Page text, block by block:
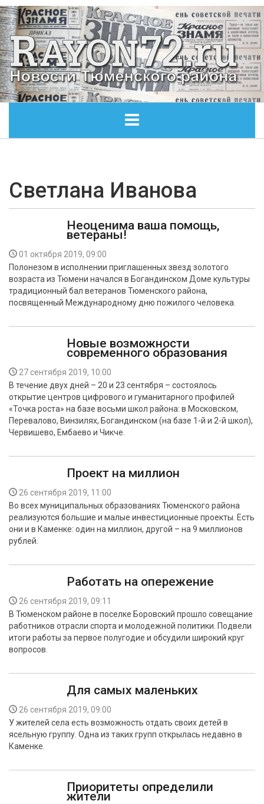
ОБЩЕСТВО
ЭКОНОМИКА
БЕЗОПАСНОСТЬ
СПОРТ
АРХИВ PDF
Светлана Иванова
Неоценима ваша помощь,
ветераны!
01 октября 2019, 09:00
Полонезом в исполнении приглашенных звезд золотого
возраста из Тюмени начался в Богандинском Доме культуры
традиционный бал ветеранов Тюменского района,
посвященный Международному дню пожилого человека.
Новые возможности
современного образования
27 сентября 2019, 10:00
В течение двух дней – 20 и 23 сентября – состоялось
открытие центров цифрового и гуманитарного профилей
«Точка роста» на базе восьми школ района: в Московском,
Перевалово, Винзилях, Богандинском (на базе 1-й и 2-й школ),
Червишево, Ембаево и Чикче.
Проект на миллион
26 сентября 2019, 11:00
Во всех муниципальных образованиях Тюменского района
реализуются большие и малые инвестиционные проекты. Есть
они и в Каменке: один на миллион, другой – на 9 миллионов
рублей.
Работать на опережение
26 сентября 2019, 09:11
В Тюменском районе в поселке Боровский прошло совещание
работников отрасли спорта и молодежной политики. Подвели
итоги работы за первое полугодие и обсудили широкий круг
вопросов.
Для самых маленьких
26 сентября 2019, 09:00
У жителей села есть возможность отдать своих детей в
ясельную группу. Одна из таких групп открылась недавно в
Каменке.
Приоритеты определили
жители